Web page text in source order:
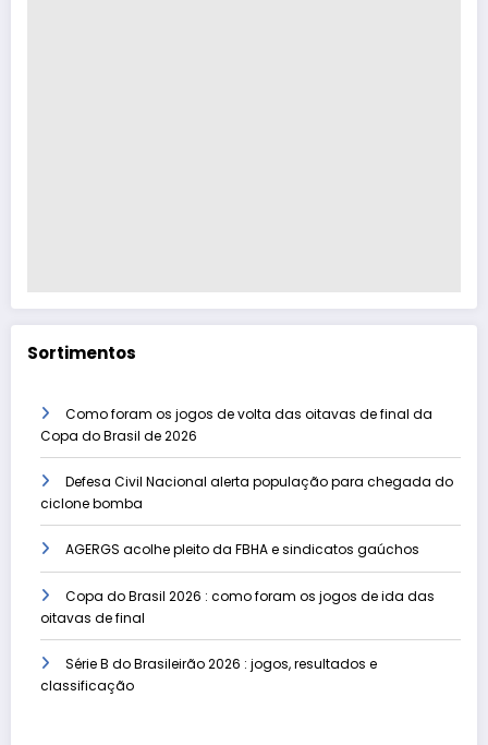
Sortimentos
Como foram os jogos de volta das oitavas de final da
Copa do Brasil de 2026
Defesa Civil Nacional alerta população para chegada do
ciclone bomba
AGERGS acolhe pleito da FBHA e sindicatos gaúchos
Copa do Brasil 2026 : como foram os jogos de ida das
oitavas de final
Série B do Brasileirão 2026 : jogos, resultados e
classificação